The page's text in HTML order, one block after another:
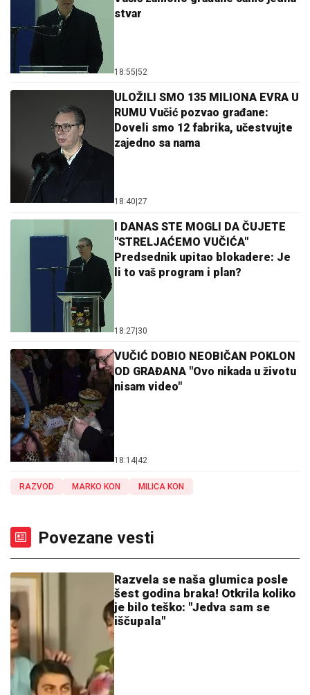
stvar
18:55|52
ULOŽILI SMO 135 MILIONA EVRA U
RUMU Vučić pozvao građane:
Doveli smo 12 fabrika, učestvujte
zajedno sa nama
18:40|27
I DANAS STE MOGLI DA ČUJETE
"STRELJAĆEMO VUČIĆA"
Predsednik upitao blokadere: Je
li to vaš program i plan?
18:27|30
VUČIĆ DOBIO NEOBIČAN POKLON
OD GRAĐANA "Ovo nikada u životu
nisam video"
18:14|42
RAZVOD MARKO KON MILICA KON
Povezane vesti
Razvela se naša glumica posle
šest godina braka! Otkrila koliko
je bilo teško: "Jedva sam se
iščupala"